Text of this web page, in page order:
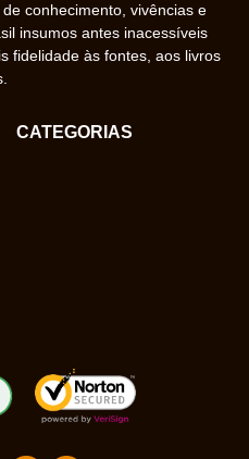
conhecimento, vivências e
insumos antes inacessíveis
fidelidade às fontes, aos livros
CATEGORIAS